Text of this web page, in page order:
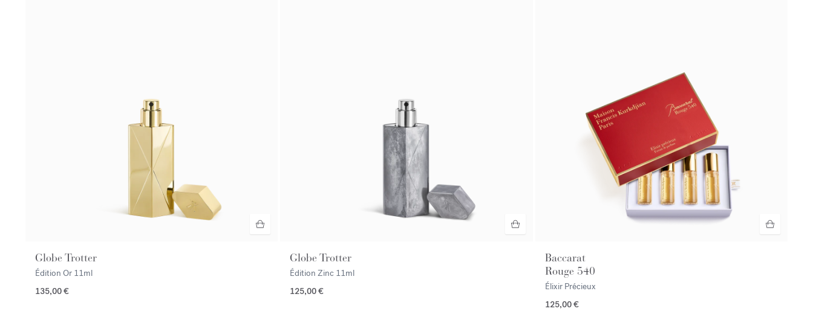
Globe Trotter
Édition Or 11ml
135,00 €
Globe Trotter
Édition Zinc 11ml
125,00 €
Baccarat
Rouge 540
Élixir Précieux
125,00 €